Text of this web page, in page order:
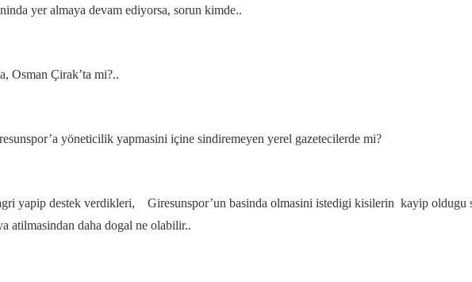
yer almaya devam ediyorsa, sorun kimde..
Osman Çirak’ta mi?..
yöneticilik yapmasini içine sindiremeyen yerel gazetecilerde mi?
yapip destek verdikleri, Giresunspor’un basinda olmasini istedigi kisilerin kayip oldugu
atilmasindan daha dogal ne olabilir..